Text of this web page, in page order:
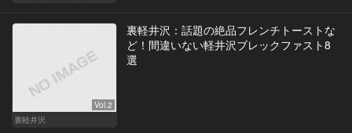
Vol.2
裏軽井沢
裏軽井沢：話題の絶品フレンチトーストな
ど！間違いない軽井沢ブレックファスト8
選